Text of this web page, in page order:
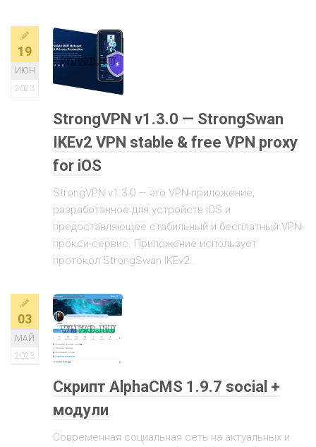
19
ИЮН
2023
StrongVPN v1.3.0 — StrongSwan
IKEv2 VPN stable & free VPN proxy
for iOS
StrongVPN v1.3.0 — это VPN-приложение,
разработанное для устройств iOS и
предоставляющее стабильный и бесплатный VPN-
прокси-сервис. Приложение использует
протокол StrongSwan IKEv2...
03
МАЙ
2023
Скрипт AlphaCMS 1.9.7 social +
модули
Современная социальная сеть на актуальных и